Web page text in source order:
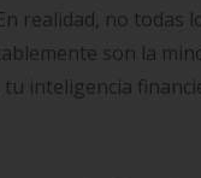
realidad, no todas
son la
inteligencia